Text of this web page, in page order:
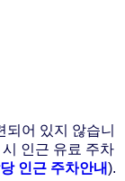
어 있지 않습니
인근 유료 주차
인근 주차안내).